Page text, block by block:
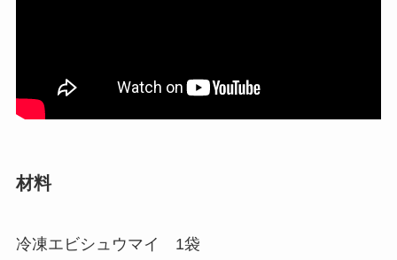
材料
冷凍エビシュウマイ 1袋